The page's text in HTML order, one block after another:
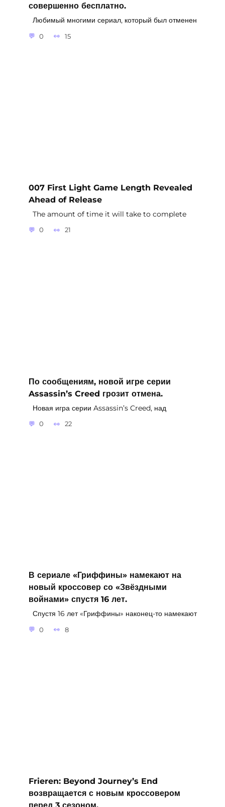
совершенно бесплатно.
Любимый многими сериал, который был отменен
0 15
007 First Light Game Length Revealed
Ahead of Release
The amount of time it will take to complete
0 21
По сообщениям, новой игре серии
Assassin’s Creed грозит отмена.
Новая игра серии Assassin’s Creed, над
0 22
В сериале «Гриффины» намекают на
новый кроссовер со «Звёздными
войнами» спустя 16 лет.
Спустя 16 лет «Гриффины» наконец-то намекают
0 8
Frieren: Beyond Journey’s End
возвращается с новым кроссовером